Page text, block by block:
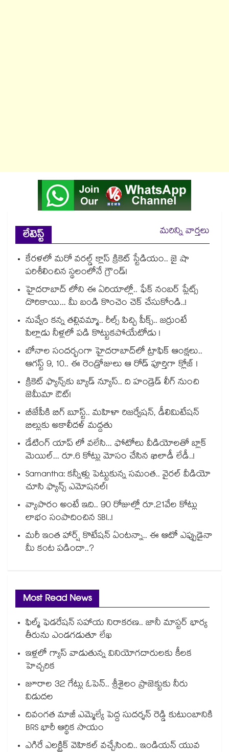
లేటెస్ట్
మరిన్ని వార్తలు
కేరళలో మరో వరల్డ్ క్లాస్ క్రికెట్ స్టేడియం.. జై షా
పరిశీలించిన స్థలంలోనే గ్రౌండ్!
హైదరాబాద్ లోని ఈ ఏరియాల్లో.. ఫేక్ నంబర్ ప్లేట్స్
దొరికాయి... మీ బండి కొంచెం చెక్ చేసుకోండి..!
నువ్వేం కన్న తల్లివమ్మా.. రీల్స్ పిచ్చి పీక్స్.. జర్రుంటే
పిల్లాడు నీళ్లలో పడి కొట్టుకపోయేటోడు !
బోనాల సందర్భంగా హైదరాబాద్‌లో ట్రాఫిక్ ఆంక్షలు..
ఆగస్ట్ 9, 10.. ఈ రెండ్రోజులు ఆ రోడ్ పూర్తిగా క్లోజ్ !
క్రికెట్ ఫ్యాన్స్‌కు బ్యాడ్ న్యూస్.. ది హండ్రెడ్ లీగ్ నుంచి
జెమీమా ఔట్!
బీజేపీకి బిగ్ బూస్ట్.. మహిళా రిజర్వేషన్, డీలిమిటేషన్
బిల్లుకు అకాలీదళ్ మద్దతు
డేటింగ్ యాప్ లో వలేసి... ఫోటోలు వీడియోలతో బ్లాక్
మెయిల్... రూ.6 కోట్లు మోసం చేసిన ఖిలాడీ లేడీ..!
Samantha: కన్నీళ్లు పెట్టుకున్న సమంత.. వైరల్ వీడియో
చూసి ఫ్యాన్స్ ఎమోషనల్!
వ్యాపారం అంటే ఇది.. 90 రోజుల్లో రూ.21వేల కోట్లు
లాభం సంపాదించిన SBI..!
మరీ ఇంత హార్ష్ కొటేషన్ ఏంటన్నా.. ఈ ఆటో ఎప్పుడైనా
మీ కంట పడిందా..?
Most Read News
ఫిల్మ్ ఫెడరేషన్ సహాయ నిరాకరణ.. జానీ మాస్టర్ భార్య
తీరును ఎండగడుతూ లేఖ
ఇళ్లలో గ్యాస్ వాడుతున్న వినియోగదారులకు కీలక
హెచ్చరిక
జూరాల 32 గేట్లు ఓపెన్.. శ్రీశైలం ప్రాజెక్టుకు నీరు
విడుదల
దివంగత మాజీ ఎమ్మెల్యే పెద్ద సుదర్శన్ రెడ్డి కుటుంబానికి
BRS భారీ ఆర్థిక సాయం
ఎగిరే ఎలక్ట్రిక్ వెహికల్ వచ్చేసింది.. ఇండియన్ యువ